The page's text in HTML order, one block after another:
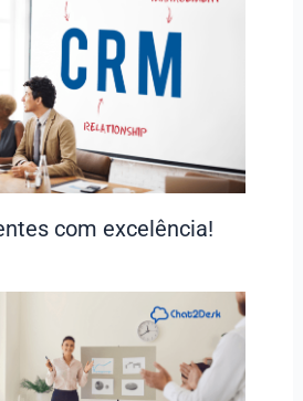
com excelência!